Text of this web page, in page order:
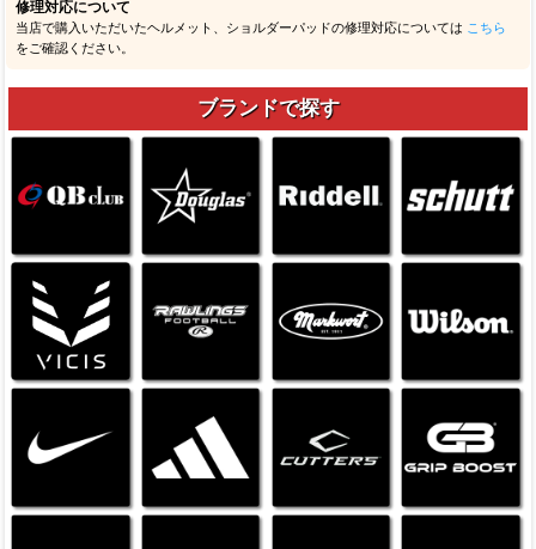
修理対応について
当店で購入いただいたヘルメット、ショルダーパッドの修理対応については こちら
をご確認ください。
ブランドで探す